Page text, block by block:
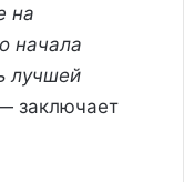
на
начала
лучшей
заключает